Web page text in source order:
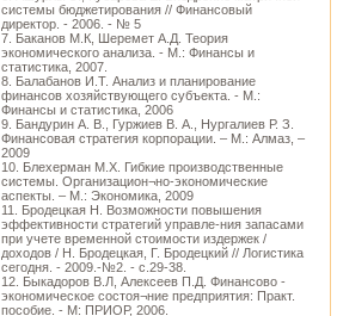
системы бюджетирования // Финансовый
директор. - 2006. - № 5
7. Баканов М.К, Шеремет А.Д. Теория
экономического анализа. - М.: Финансы и
статистика, 2007.
8. Балабанов И.Т. Анализ и планирование
финансов хозяйствующего субъекта. - М.:
Финансы и статистика, 2006
9. Бандурин А. В., Гуржиев В. А., Нургалиев Р. З.
Финансовая стратегия корпорации. – М.: Алмаз, –
2009
10. Блехерман М.Х. Гибкие производственные
системы. Организацион¬но-экономические
аспекты. – М.: Экономика, 2009
11. Бродецкая Н. Возможности повышения
эффективности стратегий управле-ния запасами
при учете временной стоимости издержек /
доходов / Н. Бродецкая, Г. Бродецкий // Логистика
сегодня. - 2009.-№2. - с.29-38.
12. Быкадоров В.Л, Алексеев П.Д. Финансово -
экономическое состоя¬ние предприятия: Практ.
пособие. - М: ПРИОР, 2006.